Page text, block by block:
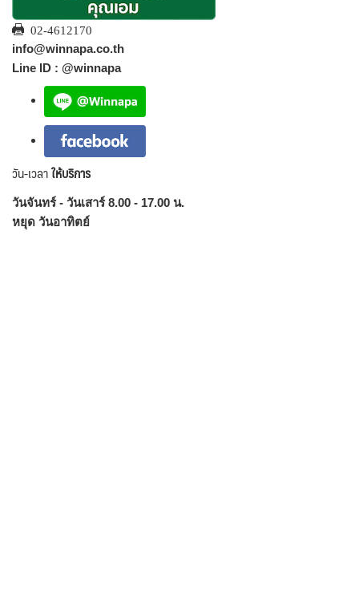
02-4612170
info@winnapa.co.th
Line ID : @winnapa
วัน-เวลาให้บริการ
วันจันทร์ - วันเสาร์ 8.00 - 17.00 น.
หยุด วันอาทิตย์